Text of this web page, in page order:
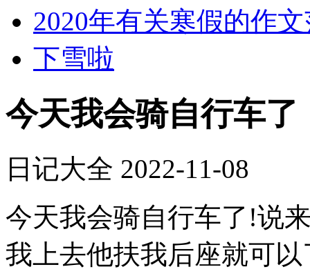
2020年有关寒假的作
下雪啦
今天我会骑自行车了
日记大全 2022-11-08
今天我会骑自行车了!说
我上去他扶我后座就可